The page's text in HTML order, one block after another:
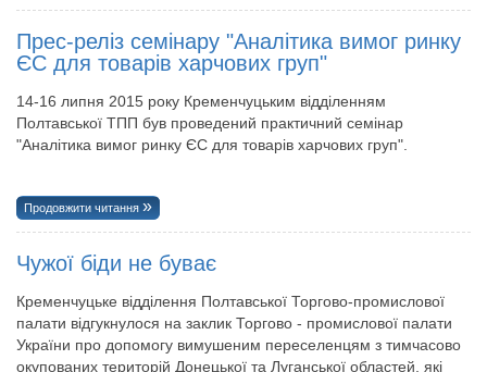
Прес-реліз семінару "Аналітика вимог ринку
ЄС для товарів харчових груп"
14-16 липня 2015 року Кременчуцьким відділенням
Полтавської ТПП був проведений практичний семінар
"Аналітика вимог ринку ЄС для товарів харчових груп".
Продовжити читання
Чужої біди не буває
Кременчуцьке відділення Полтавської Торгово-промислової
палати відгукнулося на заклик Торгово - промислової палати
України про допомогу вимушеним переселенцям з тимчасово
окупованих територій Донецької та Луганської областей, які